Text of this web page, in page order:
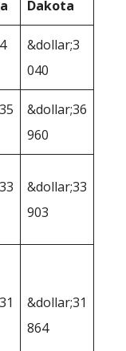
Dakota
&dollar;3
040
&dollar;36
960
&dollar;33
903
&dollar;31
864